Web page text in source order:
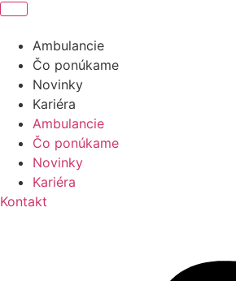
Ambulancie
Čo ponúkame
Novinky
Kariéra
Ambulancie
Čo ponúkame
Novinky
Kariéra
Kontakt